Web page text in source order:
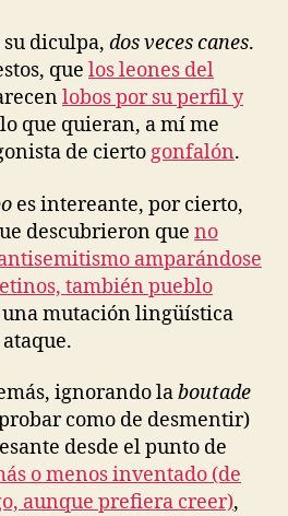
su diculpa, dos veces canes.
que los leones del
lobos por su perfil y
que quieran, a mí me
de ciertogonfalón.
es intereante, por cierto,
descubrieron que no
amparándose
también pueblo
una mutación lingüística
ignorando laboutade
como de desmentir)
desde el punto de
o menos inventado (de
aunque prefiera creer),